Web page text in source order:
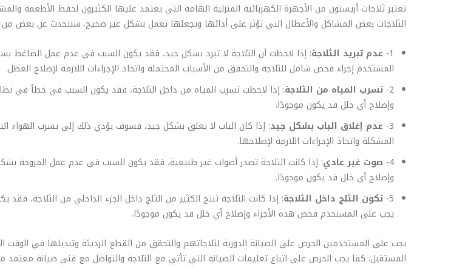
تعتبر ثلاجات أريستون من الأجهزة الكهربائية المنزلية الهامة التي يعتمد عليها الكثيرون لحفظ الأطعمة
الثلاجات بعض المشاكل والأعطال التي تؤثر على أدائها وتجعلها تعمل بشكل غير صحيح. سنتحدث عن بعض من
1- عدم تبريد الثلاجة: إذا لاحظت أن الثلاجة لا تبرد بشكل جيد، فقد يكون السبب في عدم عمل الضاغط
المستخدم إجراء فحص شامل للثلاجة والتحقق من الأسباب المحتملة واتخاذ الإجراءات اللازمة لإصلاح العطل.
2- تسرب المياه من الثلاجة: إذا لاحظت تسرب المياه من داخل الثلاجة، فقد يكون السبب في خطأ في
وإصلاح أي خلل قد يكون موجودًا.
3- عدم إغلاق الباب بشكل جيد: إذا كان الباب لا يغلق بشكل جيد، فسوف يؤدي ذلك إلى تسرب الهواء
المشكلة واتخاذ الإجراءات اللازمة لإصلاحها.
4- صوت غير عادي: إذا كانت الثلاجة تصدر أصوات غير طبيعية، فقد يكون السبب في عدم عمل
وإصلاح أي خلل قد يكون موجودًا.
5- تكون الثلج داخل الثلاجة: إذا كانت الثلاجة تنتج الكثير من الثلج داخل الجزء الداخلي من الثلاجة،
يجب على المستخدم فحص هذه الأجزاء وإصلاح أي خلل قد يكون موجودًا.
يجب على المستخدمين الحرص على الصيانة الدورية لثلاجاتهم والتحقق من القطع الرديئة وتبديلها في الوقت
المستقبل. كما يجب الحرص على اتباع تعليمات الصيانة التي تأتي مع الثلاجة والتواصل مع فني صيانة معتمد